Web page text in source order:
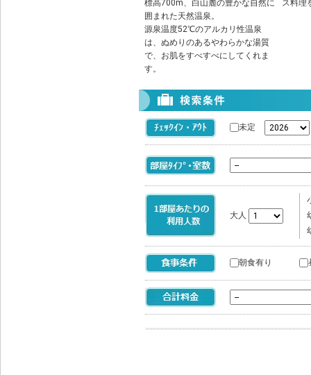
標高700m、白山麓の豊かな自然に
囲まれた天然温泉。
源泉温度52℃のアルカリ性温泉
は、ぬめりのあるやわらかな湯質
で、お肌をすべすべにしてくれま
す。
ス料理
未定
大人
朝食有り